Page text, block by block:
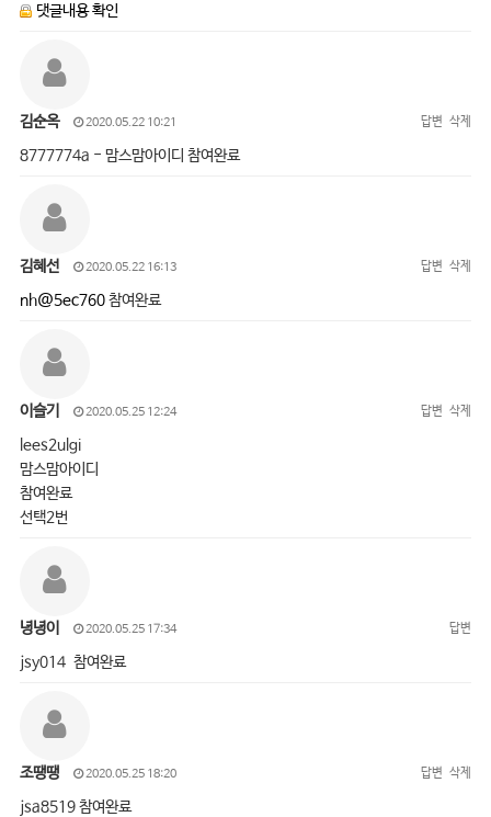
댓글내용 확인
김순옥 2020.05.22 10:21 답변 삭제
8777774a - 맘스맘아이디 참여완료
김혜선 2020.05.22 16:13 답변 삭제
nh@5ec760참여완료
이슬기 2020.05.25 12:24 답변 삭제
lees2ulgi
맘스맘아이디
참여완료
선택2번
녕녕이 2020.05.25 17:34 답변
jsy014 참여완료
조땡땡 2020.05.25 18:20 답변 삭제
jsa8519 참여완료